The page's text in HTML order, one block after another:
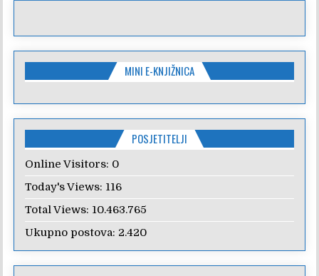
MINI E-KNJIŽNICA
POSJETITELJI
Online Visitors: 0
Today's Views: 116
Total Views: 10.463.765
Ukupno postova: 2.420